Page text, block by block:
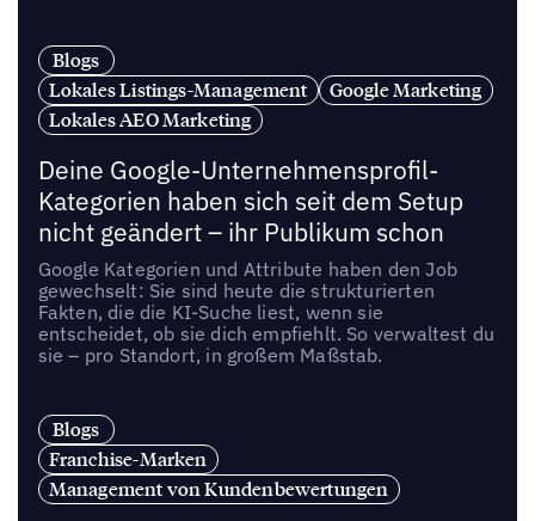
Blogs
Lokales Listings-Management
Google Marketing
Lokales AEO Marketing
Deine Google-Unternehmensprofil-
Kategorien haben sich seit dem Setup
nicht geändert – ihr Publikum schon
Google Kategorien und Attribute haben den Job
gewechselt: Sie sind heute die strukturierten
Fakten, die die KI-Suche liest, wenn sie
entscheidet, ob sie dich empfiehlt. So verwaltest du
sie – pro Standort, in großem Maßstab.
Blogs
Franchise-Marken
Management von Kundenbewertungen